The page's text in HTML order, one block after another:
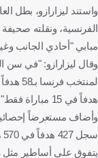
الفرنسية، ونقلته
مبابي "أحادي الجانب
وقال ليزارازو: "في سن
هدفاً في 15 مباراة فقط".
وأضاف مستعرضاً